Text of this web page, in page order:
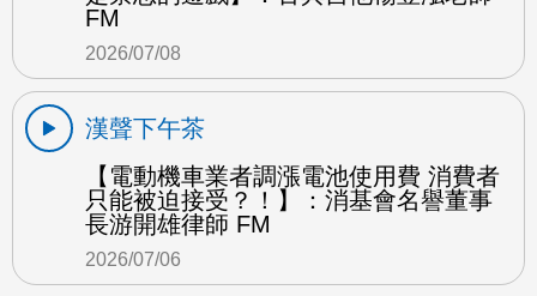
FM
2026/07/08
漢聲下午茶
【電動機車業者調漲電池使用費 消費者
只能被迫接受？！】：消基會名譽董事
長游開雄律師 FM
2026/07/06